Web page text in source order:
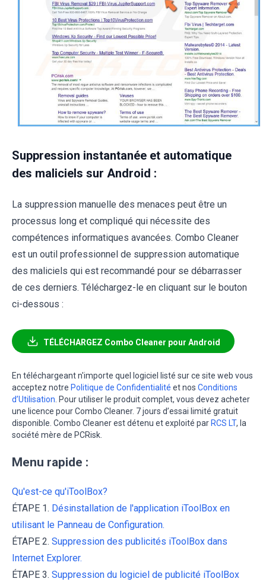
Suppression instantanée et automatique
des maliciels sur Android :
La suppression manuelle des menaces peut être un
processus long et compliqué qui nécessite des
compétences informatiques avancées. Combo Cleaner
est un outil professionnel de suppression automatique
des maliciels qui est recommandé pour se débarrasser
de ces derniers. Téléchargez-le en cliquant sur le bouton
ci-dessous :
TÉLÉCHARGEZ Combo Cleaner pour Android
En téléchargeant n'importe quel logiciel listé sur ce site web vous
acceptez notre Politique de Confidentialité et nos Conditions
d’Utilisation . Pour utiliser le produit complet, vous devez acheter
une licence pour Combo Cleaner. 7 jours d’essai limité gratuit
disponible. Combo Cleaner est détenu et exploité par RCS LT, la
société mère de PCRisk.
Menu rapide :
Qu'est-ce qu'iToolBox?
ÉTAPE 1. Désinstallation de l'application iToolBox en
utilisant le Panneau de Configuration.
ÉTAPE 2. Suppression des publicités iToolBox dans
Internet Explorer.
ÉTAPE 3. Suppression du logiciel de publicité iToolBox